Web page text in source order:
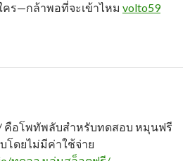
คร—กล้าพอที่จะเข้าไหม volto59
คือโพทัพลับสำหรับทดสอบ หมุนฟรี
โดยไม่มีค่าใช้จ่าย